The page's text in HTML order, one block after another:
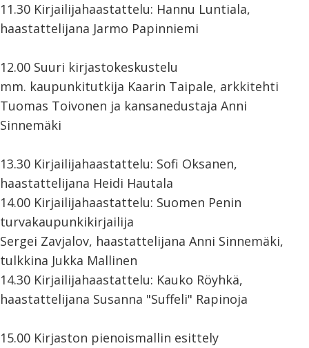
11.30 Kirjailijahaastattelu: Hannu Luntiala,
haastattelijana Jarmo Papinniemi
12.00 Suuri kirjastokeskustelu
mm. kaupunkitutkija Kaarin Taipale, arkkitehti
Tuomas Toivonen ja kansanedustaja Anni
Sinnemäki
13.30 Kirjailijahaastattelu: Sofi Oksanen,
haastattelijana Heidi Hautala
14.00 Kirjailijahaastattelu: Suomen Penin
turvakaupunkikirjailija
Sergei Zavjalov, haastattelijana Anni Sinnemäki,
tulkkina Jukka Mallinen
14.30 Kirjailijahaastattelu: Kauko Röyhkä,
haastattelijana Susanna "Suffeli" Rapinoja
15.00 Kirjaston pienoismallin esittely